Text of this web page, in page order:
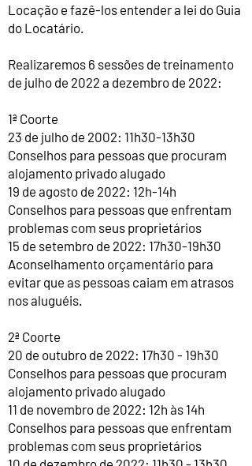
Locação e fazê-los entender a lei do Guia
do Locatário.
Realizaremos 6 sessões de treinamento
de julho de 2022 a dezembro de 2022:
1ª Coorte
23 de julho de 2002: 11h30-13h30
Conselhos para pessoas que procuram
alojamento privado alugado
19 de agosto de 2022: 12h-14h
Conselhos para pessoas que enfrentam
problemas com seus proprietários
15 de setembro de 2022: 17h30-19h30
Aconselhamento orçamentário para
evitar que as pessoas caiam em atrasos
nos aluguéis.
2ª Coorte
20 de outubro de 2022: 17h30 - 19h30
Conselhos para pessoas que procuram
alojamento privado alugado
11 de novembro de 2022: 12h às 14h
Conselhos para pessoas que enfrentam
problemas com seus proprietários